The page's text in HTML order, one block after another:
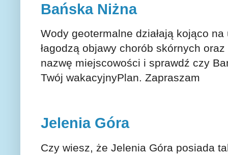
Bańska Niżna
Wody geotermalne działają kojąco
łagodzą objawy chorób skórnych
nazwę miejscowości i sprawdź czy
Twój wakacyjnyPlan. Zapraszam
Jelenia Góra
Czy wiesz, że Jelenia Góra posiada